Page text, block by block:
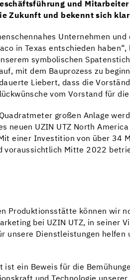
und
Zukunft und bekennt sich
Unternehmen
in Texas entschieden
symbolischen
mit dem Bauprozess zu
Liebert, dass die
vom Vorstand für
großen Anlage
neuen UZIN UTZ North
einer Investition von über 34
voraussichtlich Mitte 2022
Produktionsstätte können wir
bei UZIN UTZ, in seiner
unsere Dienstleistungen helfen
ist ein Beweis für die